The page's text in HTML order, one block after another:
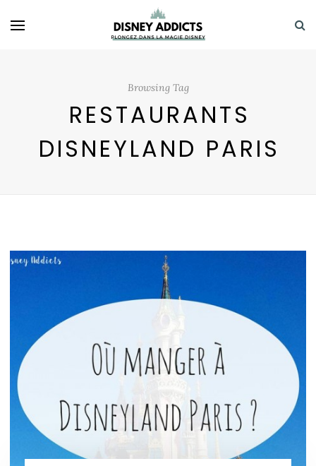
Browsing Tag
RESTAURANTS
DISNEYLAND PARIS